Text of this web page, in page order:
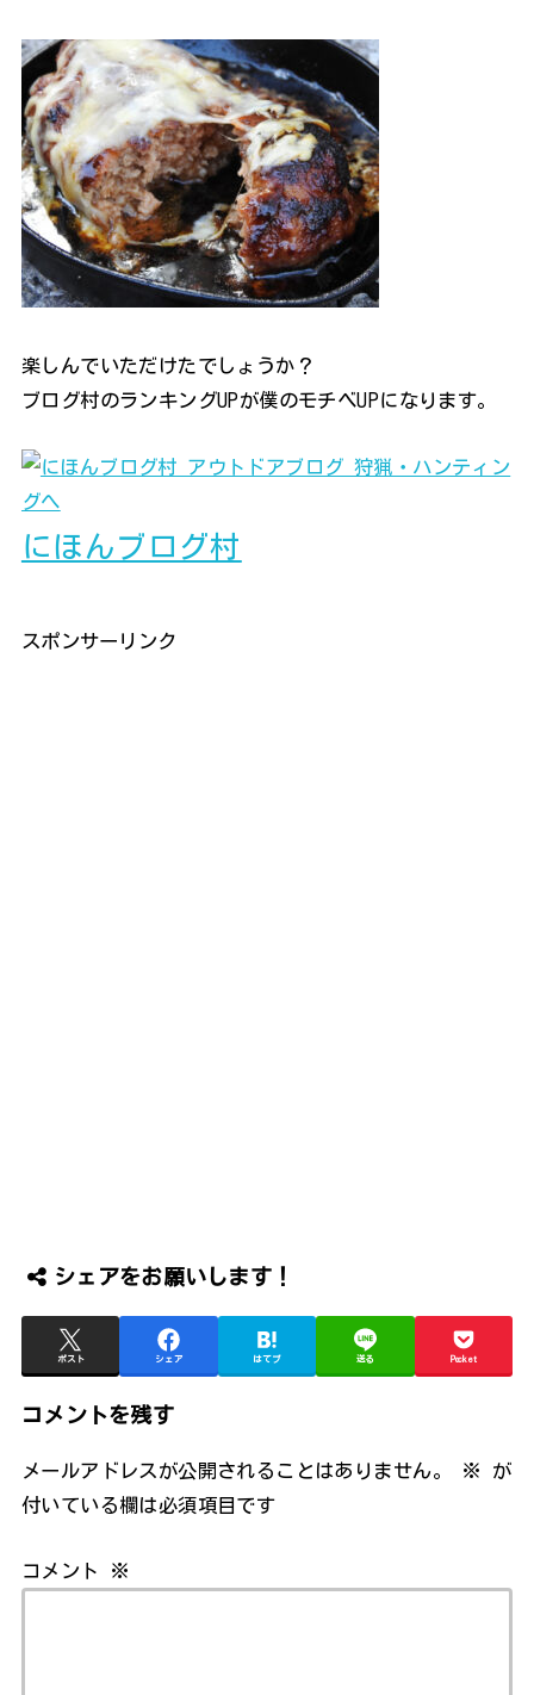
楽しんでいただけたでしょうか？
ブログ村のランキングUPが僕のモチベUPになります。
にほんブログ村
スポンサーリンク
シェアをお願いします！
ポスト シェア はてブ 送る Pocket
コメントを残す
メールアドレスが公開されることはありません。 ※
が
付いている欄は必須項目です
コメント ※